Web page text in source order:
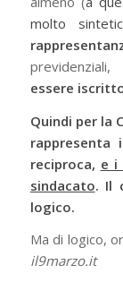
molto
essere
Quindi per la
reciproca, e i
sindacato. Il
logico.
Ma di logico,
il9marzo.it